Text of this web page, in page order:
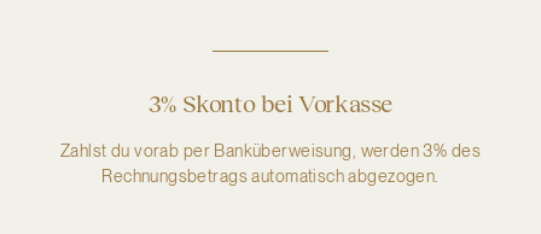
3% Skonto bei Vorkasse
Zahlst du vorab per Banküberweisung, werden 3% des
Rechnungsbetrags automatisch abgezogen.